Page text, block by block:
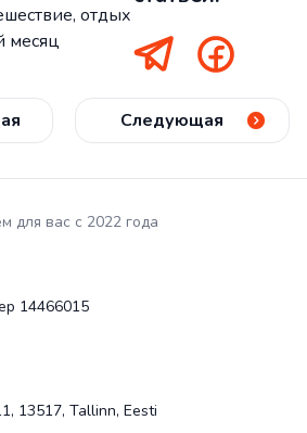
отдых
месяц
Следующая
для вас с 2022 года
14466015
13517, Tallinn, Eesti